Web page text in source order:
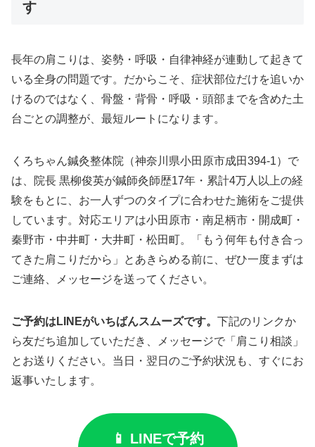
す
長年の肩こりは、姿勢・呼吸・自律神経が連動して起きて
いる全身の問題です。だからこそ、症状部位だけを追いか
けるのではなく、骨盤・背骨・呼吸・頭部までを含めた土
台ごとの調整が、最短ルートになります。
くろちゃん鍼灸整体院（神奈川県小田原市成田394-1）で
は、院長 黒柳俊英が鍼師灸師歴17年・累計4万人以上の経
験をもとに、お一人ずつのタイプに合わせた施術をご提供
しています。対応エリアは小田原市・南足柄市・開成町・
秦野市・中井町・大井町・松田町。「もう何年も付き合っ
てきた肩こりだから」とあきらめる前に、ぜひ一度まずは
ご連絡、メッセージを送ってください。
ご予約はLINEがいちばんスムーズです。 下記のリンクか
ら友だち追加していただき、メッセージで「肩こり相談」
とお送りください。当日・翌日のご予約状況も、すぐにお
返事いたします。
📱 LINEで予約